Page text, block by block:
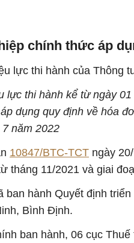
chính thức áp
lực thi hành của Thông
lực thi hành kể từ ngày
dụng quy định về hóa
năm 2022
10847/BTC-TCT ngày
tháng 11/2021 và giai
hành Quyết định
Bình Định.
ban hành, 06 cục